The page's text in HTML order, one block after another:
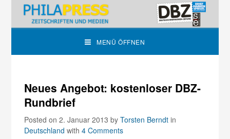
MENÜ ÖFFNEN
Neues Angebot: kostenloser DBZ-
Rundbrief
Posted on 2. Januar 2013byTorsten Berndt in
Deutschland with4 Comments